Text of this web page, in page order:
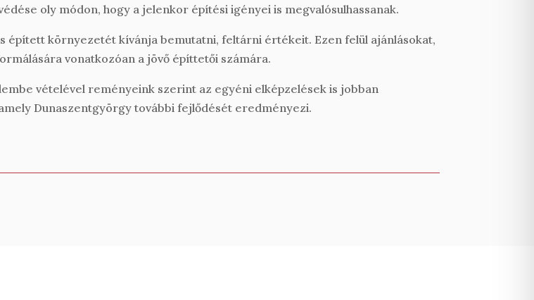
oly módon, hogy a jelenkor építési igényei is megvalósulhassanak.
épített környezetét kívánja bemutatni, feltárni értékeit. Ezen felül ajánlásokat,
vonatkozóan a jövő építtetői számára.
vételével reményeink szerint az egyéni elképzelések is jobban
Dunaszentgyörgy további fejlődését eredményezi.